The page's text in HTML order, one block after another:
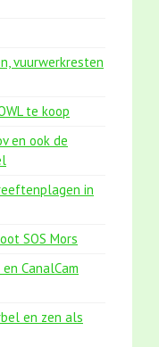
vuurwerkresten
te koop
en ook de
in
SOS Mors
CanalCam
en zen als